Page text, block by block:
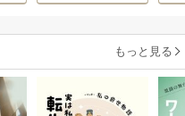
もっと見る